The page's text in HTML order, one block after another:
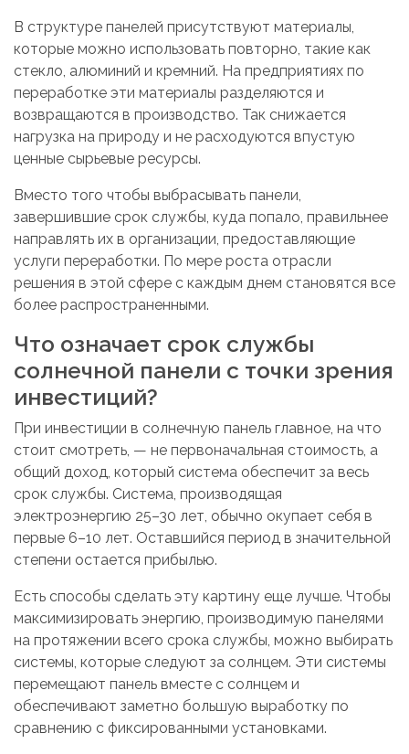
В структуре панелей присутствуют материалы,
которые можно использовать повторно, такие как
стекло, алюминий и кремний. На предприятиях по
переработке эти материалы разделяются и
возвращаются в производство. Так снижается
нагрузка на природу и не расходуются впустую
ценные сырьевые ресурсы.
Вместо того чтобы выбрасывать панели,
завершившие срок службы, куда попало, правильнее
направлять их в организации, предоставляющие
услуги переработки. По мере роста отрасли
решения в этой сфере с каждым днем становятся все
более распространенными.
Что означает срок службы
солнечной панели с точки зрения
инвестиций?
При инвестиции в солнечную панель главное, на что
стоит смотреть, — не первоначальная стоимость, а
общий доход, который система обеспечит за весь
срок службы. Система, производящая
электроэнергию 25–30 лет, обычно окупает себя в
первые 6–10 лет. Оставшийся период в значительной
степени остается прибылью.
Есть способы сделать эту картину еще лучше. Чтобы
максимизировать энергию, производимую панелями
на протяжении всего срока службы, можно выбирать
системы, которые следуют за солнцем. Эти системы
перемещают панель вместе с солнцем и
обеспечивают заметно большую выработку по
сравнению с фиксированными установками.